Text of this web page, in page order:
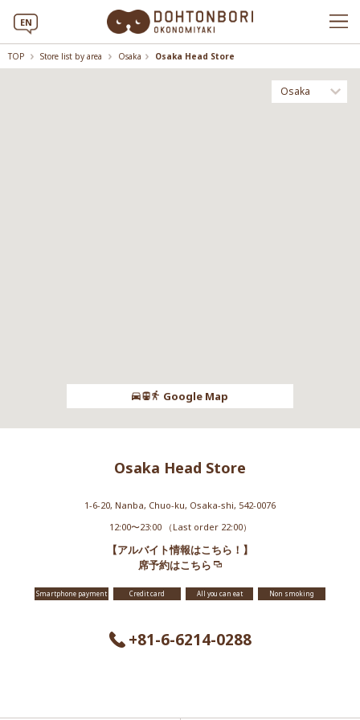
EN
TOP Store list by area Osaka Osaka Head Store
Osaka
Google Map
Osaka Head Store
1-6-20, Nanba, Chuo-ku, Osaka-shi, 542-0076
12:00〜23:00 （Last order 22:00）
【アルバイト情報はこちら！】
席予約はこちら
Smartphone payment Credit card All you can eat Non smoking
+81-6-6214-0288